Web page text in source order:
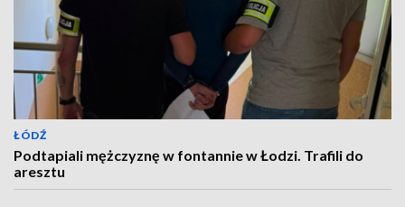
ŁÓDŹ
Podtapiali mężczyznę w fontannie w Łodzi. Trafili do
aresztu